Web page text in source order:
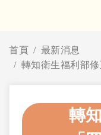
首頁
最新消息
轉知衛生福利部修正「罕見疾病醫療照護費用補助辦法」第3條第1項第3款所
轉